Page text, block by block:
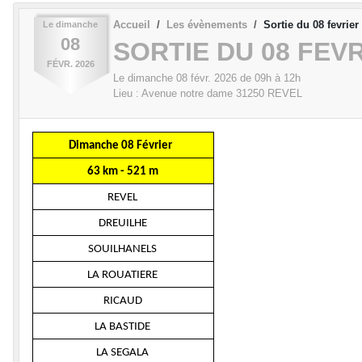
Le dimanche
08
FÉVR. 2026
Accueil Les évènements Sortie du 08 fevrier
SORTIE DU 08
Le dimanche 08 févr. 2026 de 09h à 12h
Lieu : Avenue notre dame 31250 REVEL
Dimanche 08 Février
63 km - 521 m
REVEL
DREUILHE
SOUILHANELS
LA ROUATIERE
RICAUD
LA BASTIDE
LA SEGALA